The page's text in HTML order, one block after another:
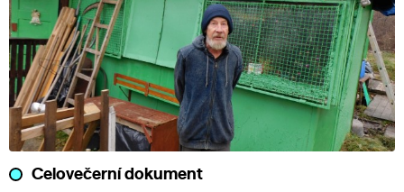
Celovečerní dokument